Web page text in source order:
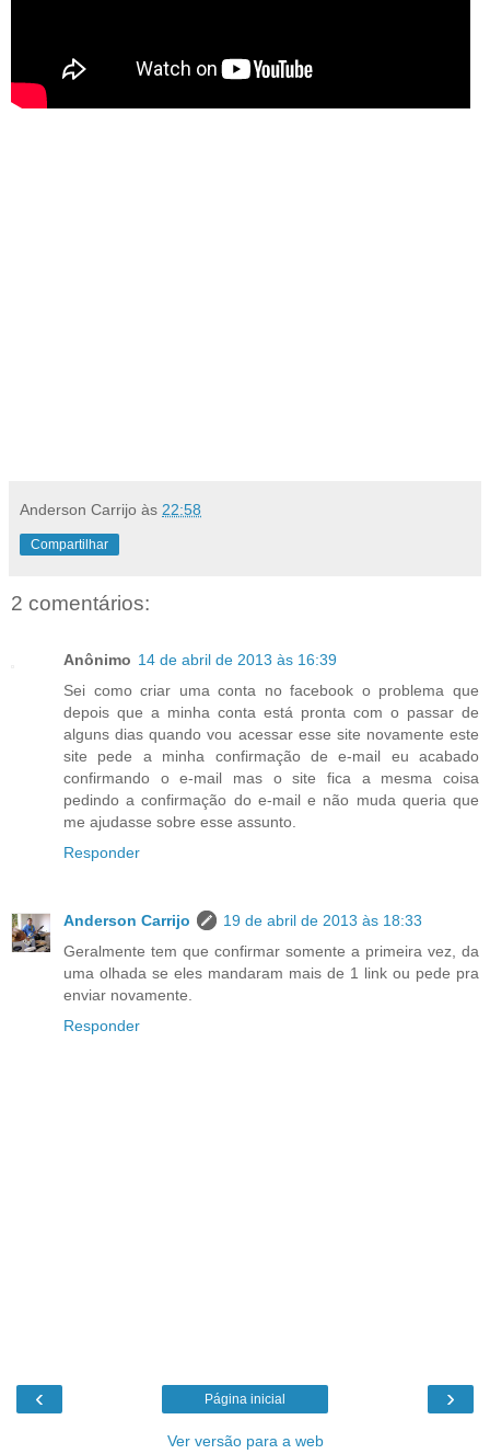
Anderson Carrijo às 22:58
Compartilhar
2 comentários:
Anônimo 14 de abril de 2013 às 16:39
Sei como criar uma conta no facebook o problema que
depois que a minha conta está pronta com o passar de
alguns dias quando vou acessar esse site novamente este
site pede a minha confirmação de e-mail eu acabado
confirmando o e-mail mas o site fica a mesma coisa
pedindo a confirmação do e-mail e não muda queria que
me ajudasse sobre esse assunto.
Responder
Anderson Carrijo
19 de abril de 2013 às 18:33
Geralmente tem que confirmar somente a primeira vez, da
uma olhada se eles mandaram mais de 1 link ou pede pra
enviar novamente.
Responder
‹ ›
Página inicial
Ver versão para a web